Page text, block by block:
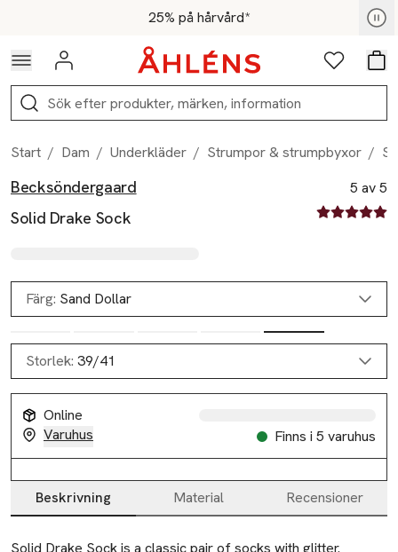
Hoppa till navigationsmenyn25% på hårvård*
För medlemmar - Shoppa nu
Logga in Favoriter
Sök
Start / Dam / Underkläder / Strumpor & strumpbyxor /
Produktbilder
Hoppa över bildspelet
Becksöndergaard
Solid Drake Sock
5 av 5
5 av fem
Färg: Sand Dollar
Storlek: 39/41
Online
Varuhus
Finns i 5 varuhus
Produktinformation
Beskrivning Material Recensioner
Beskrivning